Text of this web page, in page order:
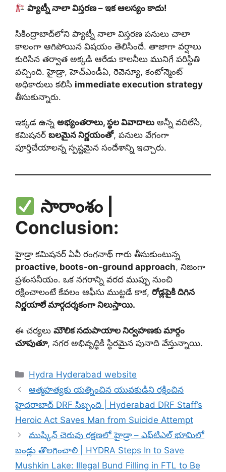
ప్యాట్నీ నాలా విస్తరణ – ఇక ఆలస్యం కాదు!
సికింద్రాబాద్‌లోని ప్యాట్నీ నాలా విస్తరణ పనులు చాలా
కాలంగా ఆగిపోయిన విషయం తెలిసిందే. తాజాగా వర్షాలు
కురిసిన తర్వాత అక్కడి ఆరేడు కాలనీలు మునిగే పరిస్థితి
వచ్చింది. హైడ్రా, హెచ్‌ఎండీఏ, రెవెన్యూ, కంటోన్మెంట్
అధికారులు కలిసి immediate execution strategy
తీసుకున్నారు.
ఇక్కడ ఉన్న అభ్యంతరాలు, స్థల వివాదాలు అన్నీ వదిలేసి,
కమిషనర్ బలమైన నిర్ణయంతో, పనులు వేగంగా
పూర్తిచేయాలన్న స్పష్టమైన సందేశాన్ని ఇచ్చారు.
సారాంశం |
Conclusion:
హైడ్రా కమిషనర్ ఏవీ రంగనాథ్ గారు తీసుకుంటున్న
proactive, boots-on-ground approach, నిజంగా
ప్రశంసనీయం. ఒక నగరాన్ని వరద ముప్పు నుంచి
రక్షించాలంటే కేవలం ఆఫీసు ముట్టడే కాక, రోడ్లపైకి దిగిన
నిర్ణయాలే మార్గదర్శకంగా నిలుస్తాయి.
ఈ చర్యలు మౌలిక సదుపాయాల నిర్వహణకు మార్గం
చూపుతూ, నగర అభివృద్ధికి స్థిరమైన పునాది వేస్తున్నాయి.
Categories
Hydra Hyderabad website
ఆత్మహత్యకు యత్నించిన యువ‌కుడిని రక్షించిన
హైద‌రాబాద్ DRF సిబ్బంది | Hyderabad DRF Staff’s
Heroic Act Saves Man from Suicide Attempt
ముష్కిన్ చెరువు రక్షణలో హైడ్రా – ఎఫ్‌టిఎల్‌ భూమిలో
బండ్లు తొలగించాలి | HYDRA Steps In to Save
Mushkin Lake: Illegal Bund Filling in FTL to Be